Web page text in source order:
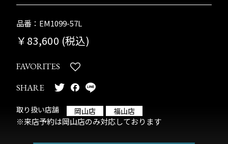
品番：EM1099-57L
￥83,600 (税込)
FAVORITES
SHARE
取り扱い店舗 岡山店 福山店
※来店予約は岡山店のみ対応しております